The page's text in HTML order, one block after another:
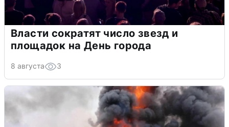
Власти сократят число звезд и
площадок на День города
8 августа 3